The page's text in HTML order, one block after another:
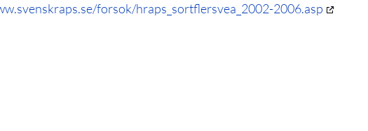
forsok/hraps_sortflersvea_2002-2006.asp